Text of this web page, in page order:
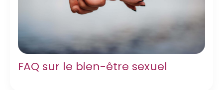
FAQ sur le bien-être sexuel